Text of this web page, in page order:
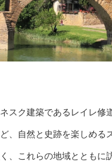
スク建築であるレイレ修
自然と史跡を楽しめる
、これらの地域とともに